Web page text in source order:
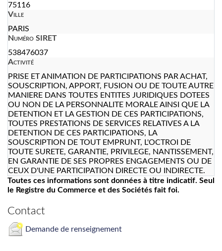
75116
Ville
PARIS
Numéro SIRET
538476037
Activité
PRISE ET ANIMATION DE PARTICIPATIONS PAR ACHAT,
SOUSCRIPTION, APPORT, FUSION OU DE TOUTE AUTRE
MANIERE DANS TOUTES ENTITES JURIDIQUES DOTEES
OU NON DE LA PERSONNALITE MORALE AINSI QUE LA
DETENTION ET LA GESTION DE CES PARTICIPATIONS,
TOUTES PRESTATIONS DE SERVICES RELATIVES A LA
DETENTION DE CES PARTICIPATIONS, LA
SOUSCRIPTION DE TOUT EMPRUNT, L'OCTROI DE
TOUTE SURETE, GARANTIE, PRIVILEGE, NANTISSEMENT,
EN GARANTIE DE SES PROPRES ENGAGEMENTS OU DE
CEUX D'UNE PARTICIPATION DIRECTE OU INDIRECTE.
Toutes ces informations sont données à titre indicatif. Seul
le Registre du Commerce et des Sociétés fait foi.
Contact
Demande de renseignement